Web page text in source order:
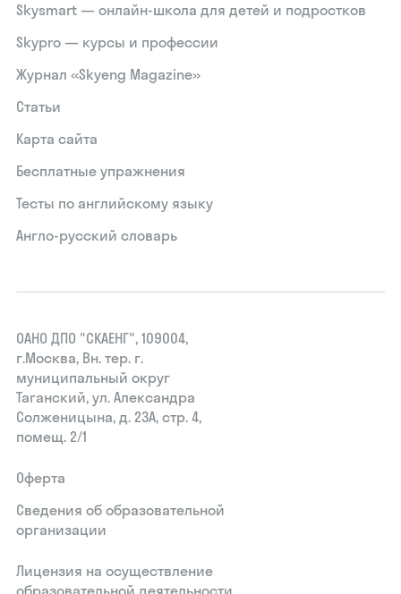
Skysmart — онлайн-школа для детей и подростков
Skypro — курсы и профессии
Журнал «Skyeng Magazine»
Статьи
Карта сайта
Бесплатные упражнения
Тесты по английскому языку
Англо-русский словарь
ОАНО ДПО "СКАЕНГ", 109004,
г.Москва, Вн. тер. г.
муниципальный округ
Таганский, ул. Александра
Солженицына, д. 23А, стр. 4,
помещ. 2/1
Оферта
Сведения об образовательной
организации
Лицензия на осуществление
образовательной деятельности